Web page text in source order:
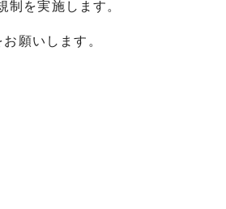
を実施します。
願いします。